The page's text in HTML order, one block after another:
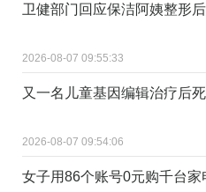
卫健部门回应保洁阿姨整形
2026-08-07 09:55:33
又一名儿童基因编辑治疗后
2026-08-07 09:54:06
女子用86个账号0元购千台